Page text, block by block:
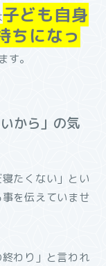
子ども自身
ちになっ
す。
から」の気
たくない」とい
を伝えていませ
わり」と言われ